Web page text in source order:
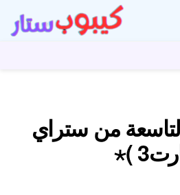
من ستراي
)⋆